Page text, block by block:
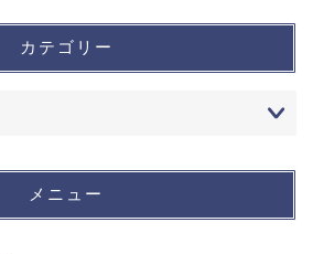
カテゴリー
メニュー